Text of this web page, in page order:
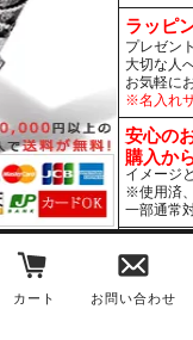
ラッピ
プレゼン
大切な人
お気軽に
※名入れ
安心の
購入か
イメージ
※使用済
一部通常
カート お問い合わせ